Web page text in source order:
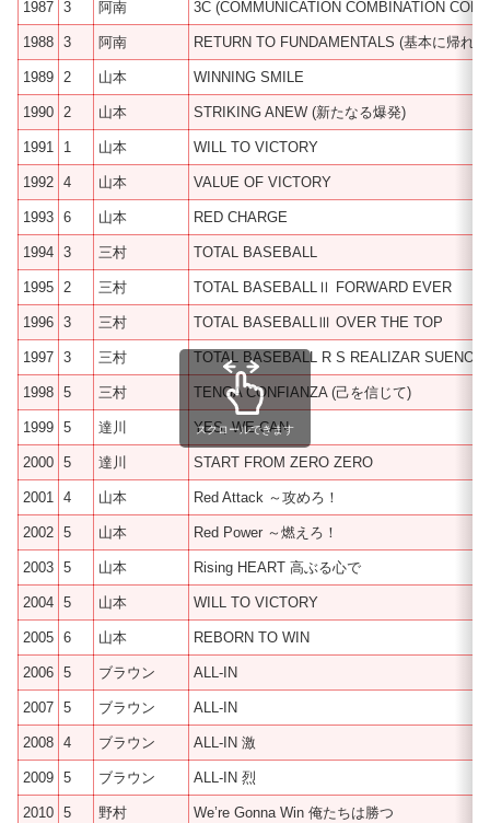
1987 3 阿南 3C (COMMUNICATION COMBINATION
1988 3 阿南 RETURN TO FUNDAMENTALS (基本に帰れ)
1989 2 山本 WINNING SMILE
1990 2 山本 STRIKING ANEW (新たなる爆発)
1991 1 山本 WILL TO VICTORY
1992 4 山本 VALUE OF VICTORY
1993 6 山本 RED CHARGE
1994 3 三村 TOTAL BASEBALL
1995 2 三村 TOTAL BASEBALLⅡ FORWARD EVER
1996 3 三村 TOTAL BASEBALLⅢ OVER THE TOP
1997 3 三村 TOTAL BASEBALL R S REALIZAR SUENO (
1998 5 三村 TENGA CONFIANZA (己を信じて)
1999 5 達川 YES, WE CAN
2000 5 達川 START FROM ZERO ZERO
2001 4 山本 Red Attack ～攻めろ！
2002 5 山本 Red Power ～燃えろ！
2003 5 山本 Rising HEART 高ぶる心で
2004 5 山本 WILL TO VICTORY
2005 6 山本 REBORN TO WIN
2006 5 ブラウン ALL-IN
2007 5 ブラウン ALL-IN
2008 4 ブラウン ALL-IN 激
2009 5 ブラウン ALL-IN 烈
2010 5 野村 We’re Gonna Win 俺たちは勝つ
スクロールできます